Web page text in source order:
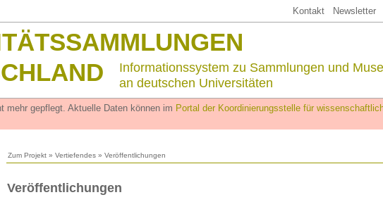
Kontakt Newsletter
Informationssystem zu Sammlungen und
an deutschen Universitäten
mehr gepflegt. Aktuelle Daten können im Portal der Koordinierungsstelle für
Zum Projekt » Vertiefendes » Veröffentlichungen
Veröffentlichungen